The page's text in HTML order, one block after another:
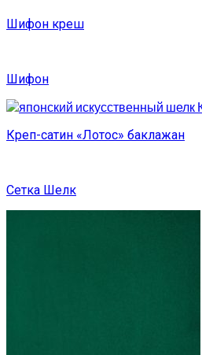
Шифон креш
Шифон
Креп-сатин «Лотос» баклажан
Сетка Шелк